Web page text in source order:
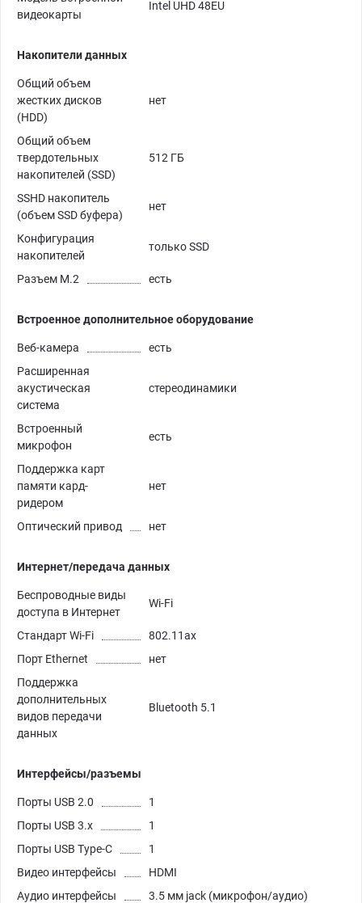
видеокарты
Intel UHD 48EU
Накопители данных
Общий объем
жестких дисков
(HDD)
нет
Общий объем
твердотельных
накопителей (SSD)
512 ГБ
SSHD накопитель
(объем SSD буфера)
нет
Конфигурация
накопителей
только SSD
Разъем M.2 есть
Встроенное дополнительное оборудование
Веб-камера
есть
Расширенная
акустическая
система
стереодинамики
Встроенный
микрофон
есть
Поддержка карт
памяти кард-
ридером
нет
Оптический привод нет
Интернет/передача данных
Беспроводные виды
доступа в Интернет
Wi-Fi
Стандарт Wi-Fi
802.11ax
Порт Ethernet
нет
Поддержка
дополнительных
видов передачи
данных
Bluetooth 5.1
Интерфейсы/разъемы
Порты USB 2.0
1
Порты USB 3.х
1
Порты USB Type-C
1
Видео интерфейсы
HDMI
Аудио интерфейсы
3.5 мм jack (микрофон/аудио)